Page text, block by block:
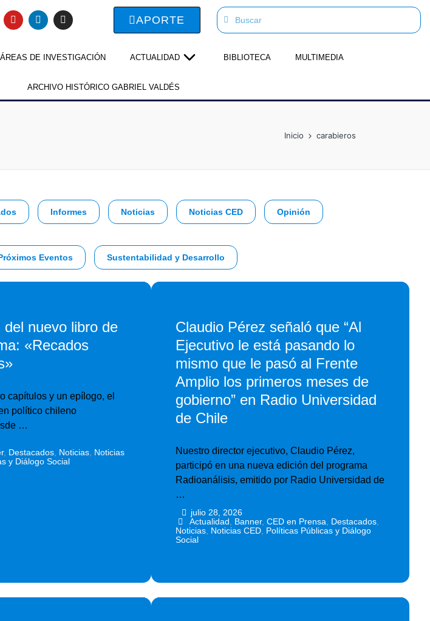
APORTE
ÁREAS DE INVESTIGACIÓN ACTUALIDAD BIBLIOTECA MULTIMEDIA
ARCHIVO HISTÓRICO GABRIEL VALDÉS
Inicio carabieros
Informes Noticias Noticias CED Opinión
Eventos Sustentabilidad y Desarrollo
del nuevo libro de
«Recados
capítulos y un epílogo, el
político chileno
…
, Destacados, Noticias, Noticias
y Diálogo Social
Claudio Pérez señaló que “Al
Ejecutivo le está pasando lo
mismo que le pasó al Frente
Amplio los primeros meses de
gobierno” en Radio Universidad
de Chile
Nuestro director ejecutivo, Claudio Pérez,
participó en una nueva edición del programa
Radioanálisis, emitido por Radio Universidad de
…
julio 28, 2026
Actualidad Banner,CED en Prensa Destacados
Noticias, Noticias CED, Políticas Públicas y Diálogo
Social